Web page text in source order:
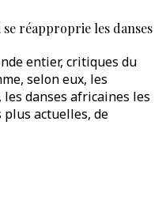
réapproprie les danses
entier, critiques du
selon eux, les
danses africaines les
actuelles, de